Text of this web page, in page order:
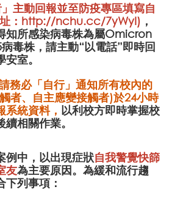
主動回報並至防疫專區填寫自
： http://nchu.cc/7yWyI) ，
知所感染病毒株為屬Omicron
毒株，請主動“以電話”即時回
室。
務必「自行」通知所有校內的
者、自主應變接觸者)於24小時
系統資料， 以利校方即時掌握校
相關作業。
例中，以出現症狀自我警覺快篩
友為主要原因。為緩和流行趨
下列事項：